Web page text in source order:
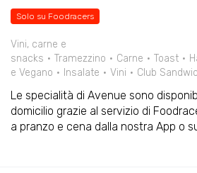
Solo su Foodracers
Vini, carne e
snacks
Tramezzino Carne Toast
e Vegano
Insalate Vini Club
Le specialità di Avenue sono
domicilio grazie al servizio di
a pranzo e cena dalla nostra App o